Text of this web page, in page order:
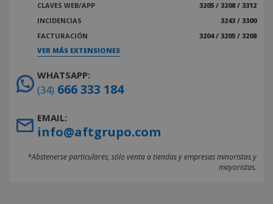
CLAVES WEB/APP
3205 / 3208 / 3312
INCIDENCIAS
3243 / 3300
FACTURACIÓN
3204 / 3205 / 3208
VER MÁS EXTENSIONES
WHATSAPP:
(34) 666 333 184
EMAIL:
info@aftgrupo.com
*Abstenerse particulares, sólo venta a tiendas y empresas minoristas y
mayoristas.